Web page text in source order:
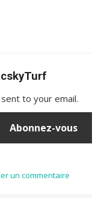
to your email.
Abonnez-vous
un commentaire